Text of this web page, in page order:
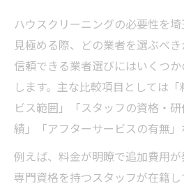
ハウスクリーニングの必要性を
見極める際、どの業者を選ぶべき
信頼できる業者選びにはいくつ
します。主な比較項目としては
ビス範囲」「スタッフの資格・
績」「アフターサービスの有無」
例えば、料金が明瞭で追加費用が
専門資格を持つスタッフが在籍